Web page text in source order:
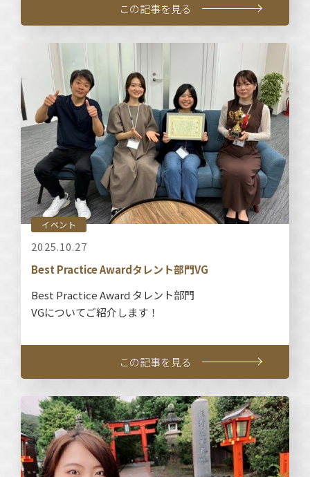
この記事を見る
イベント
2025.10.27
Best Practice Awardタレント部門VG
Best Practice Award タレント部門
VGについてご紹介します！
この記事を見る